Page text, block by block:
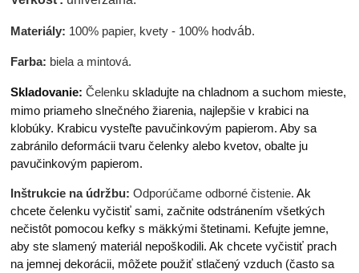
Materiály: 100% papier, kvety - 100% hodváb.
Farba: biela a mintová.
Skladovanie: Čelenku skladujte na chladnom a suchom mieste,
mimo priameho slnečného žiarenia, najlepšie v krabici na
klobúky. Krabicu vysteľte pavučinkovým papierom. Aby sa
zabránilo deformácii tvaru čelenky alebo kvetov, obalte ju
pavučinkovým papierom.
Inštrukcie na údržbu:Odporúčame odborné čistenie.Ak
chcete čelenku vyčistiť sami, začnite odstránením všetkých
nečistôt pomocou kefky s mäkkými štetinami. Kefujte jemne,
aby ste slamený materiál nepoškodili. Ak chcete vyčistiť prach
na jemnej dekorácii, môžete použiť stlačený vzduch (často sa